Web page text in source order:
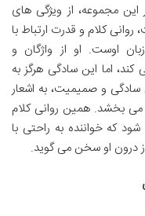
این مجموعه، از ویژگی های
کلام و قدرت ارتباط با
اوست. او از واژگان و
کند، اما این سادگی هرگز به
و صمیمیت، به اشعار
می بخشد. همین روانی کلام
که خواننده به راحتی با
از درون او سخن می گوید.